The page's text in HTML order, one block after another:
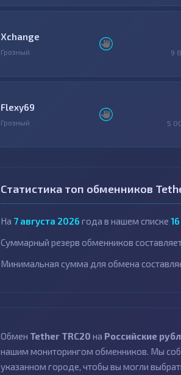
Xchange
Грозный 9
Flexy69
Грозный 5
Статистика топ обменников
На 7 августа 2026 года в нашем списке 16
Суммарный резерв обменников
Минимальная сумма для обмена
Обмен Tether TRC20 на Российские
нашим мониторингом обменников. Мы
указанном городе, чтобы вы могли